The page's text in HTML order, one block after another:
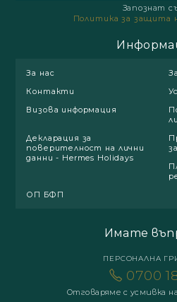
Запознат
Политика за защита
За нас
Контакти
Визова информация
Декларация за
поверителност на лични
данни - Hermes Holidays
ОП БФП
Имате
ПЕРСОНАЛНА
0700
Отговаряме с усмивка